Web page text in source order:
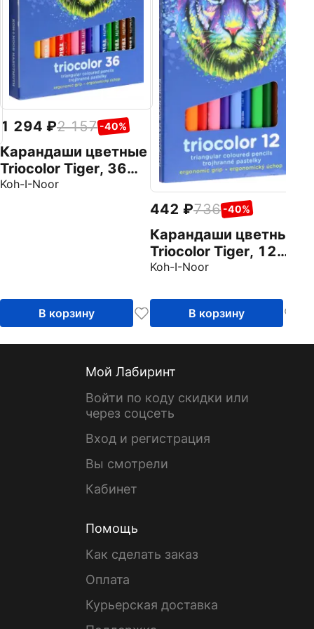
1 294 2 157 -40%
Карандаши цветные
Triocolor Tiger, 36
цветов
Koh-I-Noor
В корзину
442 736 -40%
Карандаши цветные
Triocolor Tiger, 12
цветов
Koh-I-Noor
В корзину
Мой Лабиринт
Войти по коду скидки или
через соцсеть
Вход и регистрация
Вы смотрели
Кабинет
Помощь
Как сделать заказ
Оплата
Курьерская доставка